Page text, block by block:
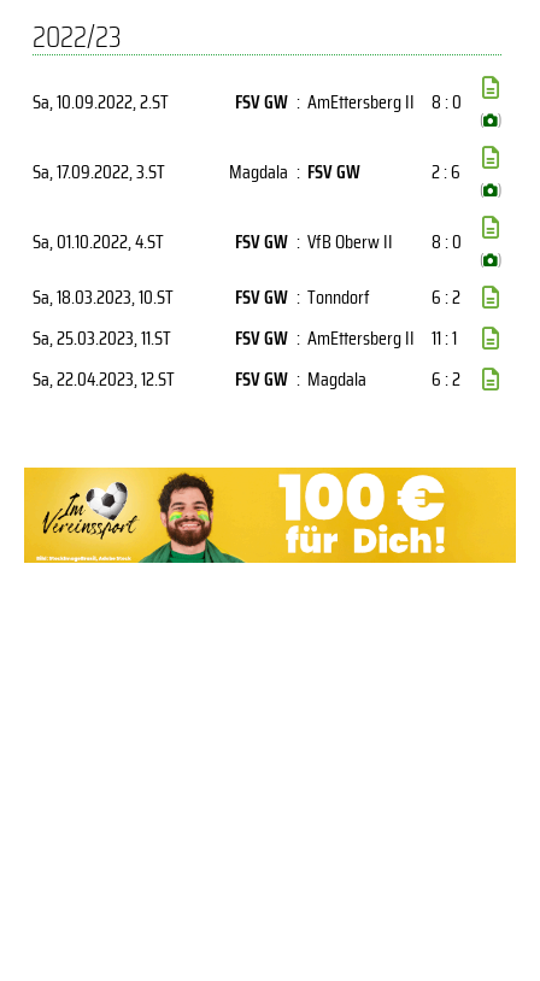
2022/23
Sa, 10.09.2022, 2.ST FSV GW : AmEttersberg II 8 : 0
( )
Sa, 17.09.2022, 3.ST Magdala : FSV GW 2 : 6
( )
Sa, 01.10.2022, 4.ST FSV GW : VfB Oberw II 8 : 0
( )
Sa, 18.03.2023, 10.ST FSV GW : Tonndorf
6 : 2
Sa, 25.03.2023, 11.ST FSV GW : AmEttersberg II 11 : 1
Sa, 22.04.2023, 12.ST FSV GW : Magdala 6 : 2